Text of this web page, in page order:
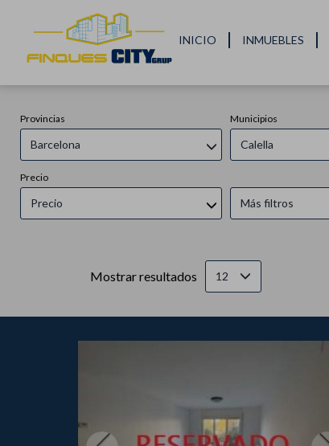
INICIO INMUEBLES
Provincias
Barcelona
Municipios
Calella
Precio
Precio Más filtros
Mostrar resultados 12